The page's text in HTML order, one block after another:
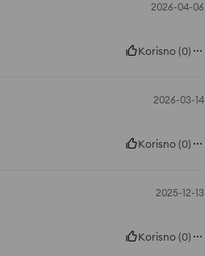
2026-04-06
Korisno(0)
2026-03-14
Korisno(0)
2025-12-13
Korisno(0)